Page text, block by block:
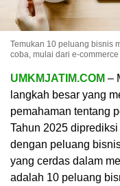
Temukan 10 peluang bisnis
coba, mulai dari e-
UMKMJATIM.COM –
langkah besar yang
pemahaman tentang
Tahun 2025
dengan peluang
yang cerdas dalam
adalah 10 peluang